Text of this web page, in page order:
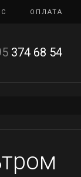
ОПЛАТА
374 68 54